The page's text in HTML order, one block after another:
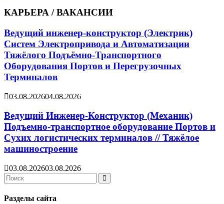
КАРЬЕРА / ВАКАНСИИ
Ведущий инженер-конструктор (Электрик)
Систем Электропривода и Автоматизации
Тяжёлого Подъёмно-Транспортного
Оборудования Портов и Перегрузочных
Терминалов
03.08.202604.08.2026
Ведущий Инженер-Конструктор (Механик)
Подъемно-транспортное оборудование Портов и
Сухих логистических терминалов // Тяжёлое
машиностроение
03.08.202603.08.2026
Search
for:
Search
Разделы сайта